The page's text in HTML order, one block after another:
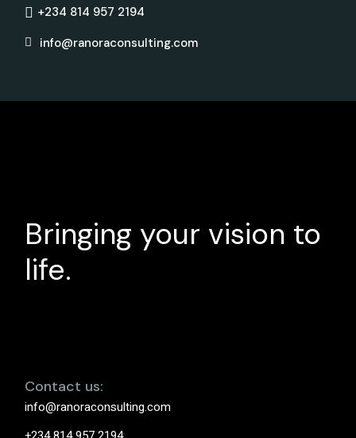
+234 814 957 2194
info@ranoraconsulting.com
Bringing your vision to
life.
Contact us:
info@ranoraconsulting.com